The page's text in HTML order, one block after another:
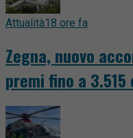
Attualità18 ore fa
Zegna, nuovo
premi fino a 3.515